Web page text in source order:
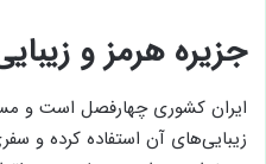
جزیره هرمز و
ایران کشوری چهارفصل است و
زیبایی‌های آن استفاده کرده و